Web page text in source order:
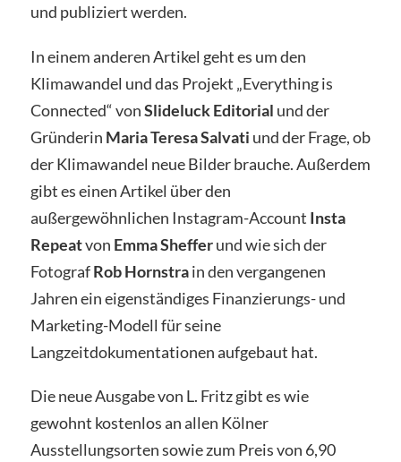
und publiziert werden.
In einem anderen Artikel geht es um den
Klimawandel und das Projekt „Everything is
Connected“ vonSlideluck Editorial und der
Gründerin Maria Teresa Salvati und der Frage, ob
der Klimawandel neue Bilder brauche. Außerdem
gibt es einen Artikel über den
außergewöhnlichen Instagram-Account Insta
Repeatvon Emma Shefferund wie sich der
FotografRob Hornstrain den vergangenen
Jahren ein eigenständiges Finanzierungs- und
Marketing-Modell für seine
Langzeitdokumentationen aufgebaut hat.
Die neue Ausgabe von L. Fritz gibt es wie
gewohnt kostenlos an allen Kölner
Ausstellungsorten sowie zum Preis von 6,90